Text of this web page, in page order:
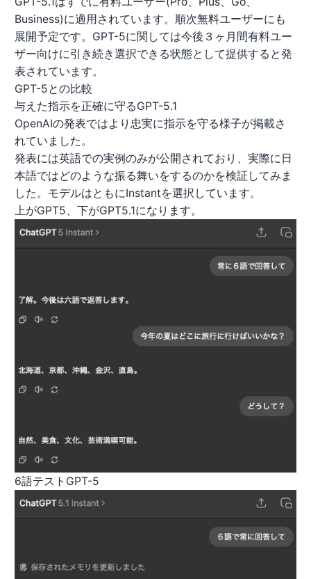
Business)に適用されています。順次無料ユーザーにも
展開予定です。GPT-5に関しては今後３ヶ月間有料ユー
ザー向けに引き続き選択できる状態として提供すると発
表されています。
GPT-5との比較
与えた指示を正確に守るGPT-5.1
OpenAIの発表ではより忠実に指示を守る様子が掲載さ
れていました。
発表には英語での実例のみが公開されており、実際に日
本語ではどのような振る舞いをするのかを検証してみま
した。モデルはともにInstantを選択しています。
上がGPT5、下がGPT5.1になります。
6語テストGPT-5